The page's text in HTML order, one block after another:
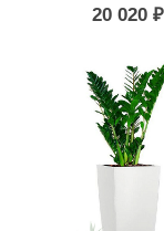
20 020₽